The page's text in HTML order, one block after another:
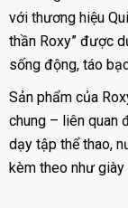
với thương hiệu
thần Roxy” được
sống động, táo
Sản phẩm của
chung – liên quan
dạy tập thể thao,
kèm theo như giày